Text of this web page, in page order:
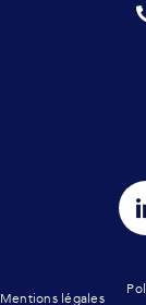
Mentions légales